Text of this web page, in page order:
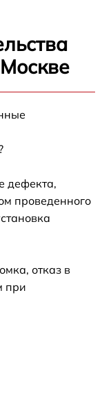
дефекта,
проведенного
отказ в
при